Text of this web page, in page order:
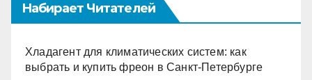
Набирает Читателей
Хладагент для климатических систем: как
выбрать и купить фреон в Санкт-Петербурге